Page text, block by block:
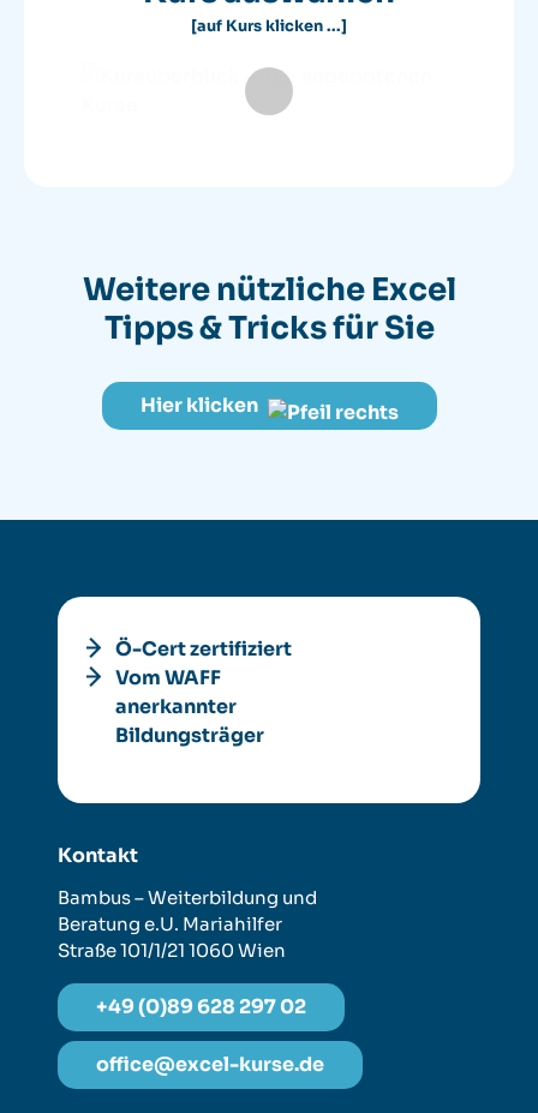
[auf Kurs klicken ...]
Weitere nützliche Excel
Tipps & Tricks für Sie
Hier klicken
Ö-Cert zertifiziert
Vom WAFF
anerkannter
Bildungsträger
Kontakt
Bambus – Weiterbildung und
Beratung e.U. Mariahilfer
Straße 101/1/21 1060 Wien
+49 (0)89 628 297 02
office@excel-kurse.de